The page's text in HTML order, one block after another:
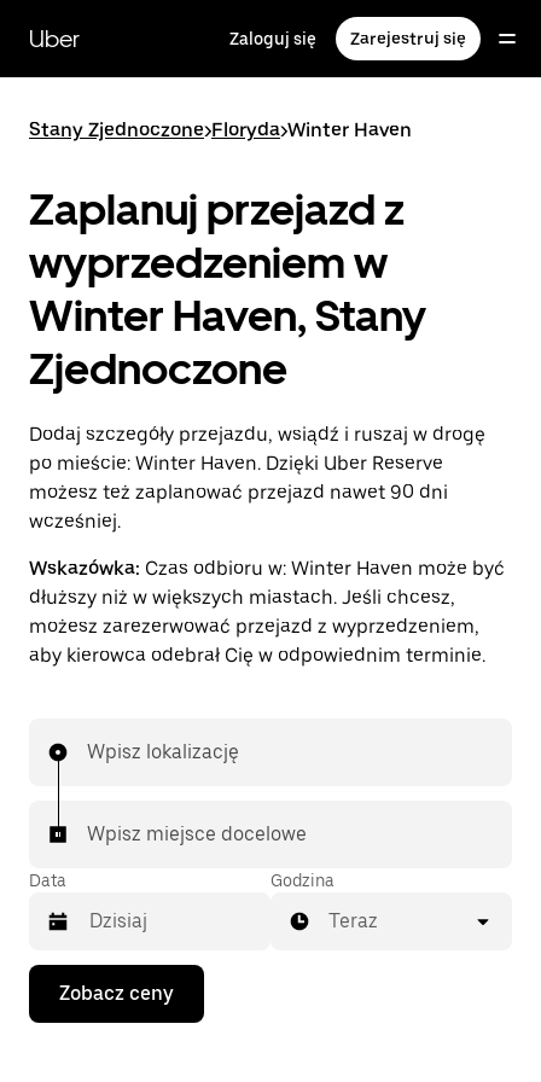
głównej
zawartości
Uber Zaloguj się Zarejestruj się
Stany Zjednoczone>Floryda>Winter Haven
Zaplanuj przejazd z
wyprzedzeniem w
Winter Haven, Stany
Zjednoczone
Dodaj szczegóły przejazdu, wsiądź i ruszaj w drogę
po mieście: Winter Haven. Dzięki Uber Reserve
możesz też zaplanować przejazd nawet 90 dni
wcześniej.
Wskazówka: Czas odbioru w: Winter Haven może być
dłuższy niż w większych miastach. Jeśli chcesz,
możesz zarezerwować przejazd z wyprzedzeniem,
aby kierowca odebrał Cię w odpowiednim terminie.
Wpisz lokalizację
Wpisz miejsce docelowe
Data
Naciśnij
klawisz
strzałki
Godzina
Teraz
Zobacz ceny